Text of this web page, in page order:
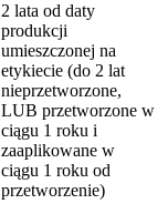
2 lata od daty
produkcji
umieszczonej na
etykiecie (do 2 lat
nieprzetworzone,
LUB przetworzone w
ciągu 1 roku i
zaaplikowane w
ciągu 1 roku od
przetworzenie)